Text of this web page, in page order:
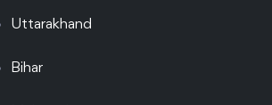
Uttarakhand
Bihar